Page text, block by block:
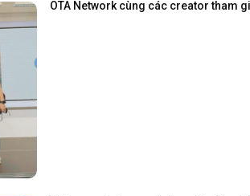
OTA Network cùng các creator tham